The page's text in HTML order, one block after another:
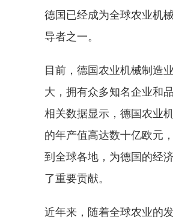
德国已经成为全球农业机
导者之一。
目前，德国农业机械制造
大，拥有众多知名企业和
相关数据显示，德国农业
的年产值高达数十亿欧元
到全球各地，为德国的经
了重要贡献。
近年来，随着全球农业的